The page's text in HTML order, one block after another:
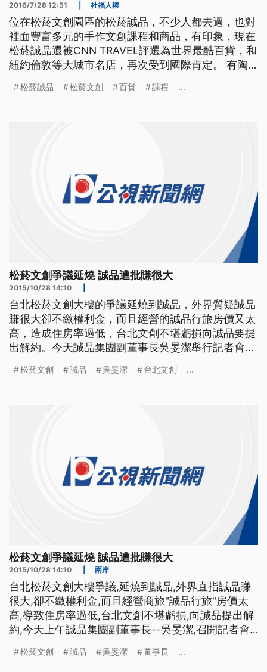
2016/7/28 12:51 社福人權
位在松菸文創園區的松菸誠品，不少人都去過，也對
裡面豐富多元的手作文創課程和商品，有印象，現在
松菸誠品還被CNN TRAVEL評選為世界最酷百貨，和
紐約倫敦等大城市名店，再次受到國際肯定。 有陶
皮雕等創作，通通都能自己來，在台北相當受民眾歡
松菸誠品 松菸文創 百貨 課程 ...
松菸文創爭議延燒 誠品遭批賺很大
2015/10/28 14:10
台北松菸文創大樓的爭議延燒到誠品，外界質疑誠品
賺很大卻不繳權利金，而且經營的誠品行旅房價又太
高，造成住房率過低，台北文創不堪虧損向誠品要提
出解約。今天誠品集團副董事長吳旻潔舉行記者會，
下商場還有旅館，如果確定誠品將年繳600萬的權利
松菸文創 誠品 吳旻潔 台北文創 ...
松菸文創爭議延燒 誠品遭批賺很大
2015/10/28 14:10 兩岸
台北松菸文創大樓爭議,延燒到誠品,外界直指誠品賺
很大,卻不繳權利金,而且經營商旅"誠品行旅"房價太
高,導致住房率過低,台北文創不堪虧損,向誠品提出解
約,今天上午誠品集團副董事長--吳旻潔,召開記者會
作方向發展. 松菸文創爭議,誠品成了最大箭靶,連日來
松菸文創 誠品 吳旻潔 董事長 ...